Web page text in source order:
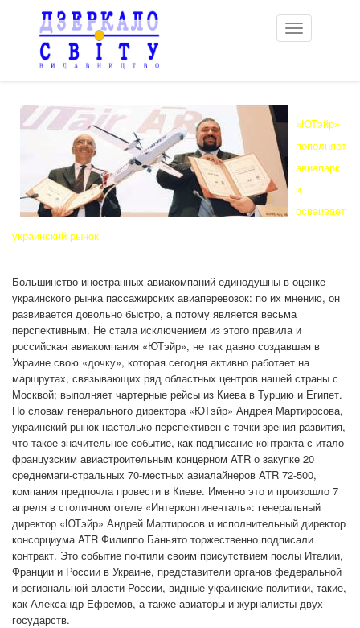
Toggle
navigation
«ЮТэйр»
пополняет
авиапарк
и
осваивает
украинский рынок
Большинство иностранных авиакомпаний единодушны в оценке
украинского рынка пассажирских авиаперевозок: по их мнению, он
развивается довольно быстро, а потому является весьма
перспективным. Не стала исключением из этого правила и
российская авиакомпания «ЮТэйр», не так давно создавшая в
Украине свою «дочку», которая сегодня активно работает на
маршрутах, связывающих ряд областных центров нашей страны с
Москвой; выполняет чартерные рейсы из Киева в Турцию и Египет.
По словам генерального директора «ЮТэйр» Андрея Мартиросова,
украинский рынок настолько перспективен с точки зрения развития,
что такое значительное событие, как подписание контракта с итало-
французским авиастроительным концерном ATR о закупке 20
среднемаги-стральных 70-местных авиалайнеров ATR 72-500,
компания предпочла провести в Киеве. Именно это и произошло 7
апреля в столичном отеле «Интерконтиненталь»: генеральный
директор «ЮТэйр» Андрей Мартиросов и исполнительный директор
консорциума ATR Филиппо Баньято торжественно подписали
контракт. Это событие почтили своим присутствием послы Италии,
Франции и России в Украине, представители органов федеральной
и региональной власти России, видные украинские политики, такие,
как Александр Ефремов, а также авиаторы и журналисты двух
государств.